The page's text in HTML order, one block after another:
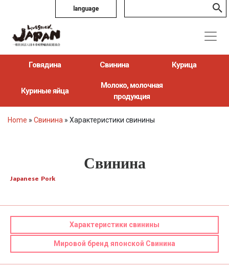
language
Говядина Свинина Курица
Куриные яйца
Молоко, молочная
продукция
Home » Свинина » Характеристики свинины
Свинина
Japanese Pork
Характеристики свинины
Мировой бренд японской Свинина